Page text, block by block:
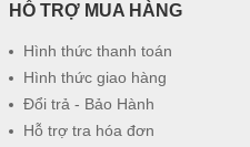
HỖ TRỢ MUA HÀNG
Hình thức thanh toán
Hình thức giao hàng
Đổi trả - Bảo Hành
Hỗ trợ tra hóa đơn